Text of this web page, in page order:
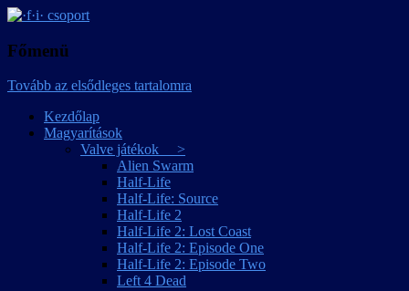
·f·i· csoport
Főmenü
Tovább az elsődleges tartalomra
Kezdőlap
Magyarítások
Valve játékok >
Alien Swarm
Half-Life
Half-Life: Source
Half-Life 2
Half-Life 2: Lost Coast
Half-Life 2: Episode One
Half-Life 2: Episode Two
Left 4 Dead